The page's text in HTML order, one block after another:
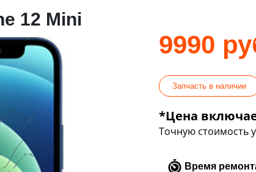
12 Mini
9990
Запчасть в наличии
*Цена
Точную стоимость
Время